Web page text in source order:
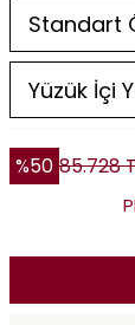
%50 85.728